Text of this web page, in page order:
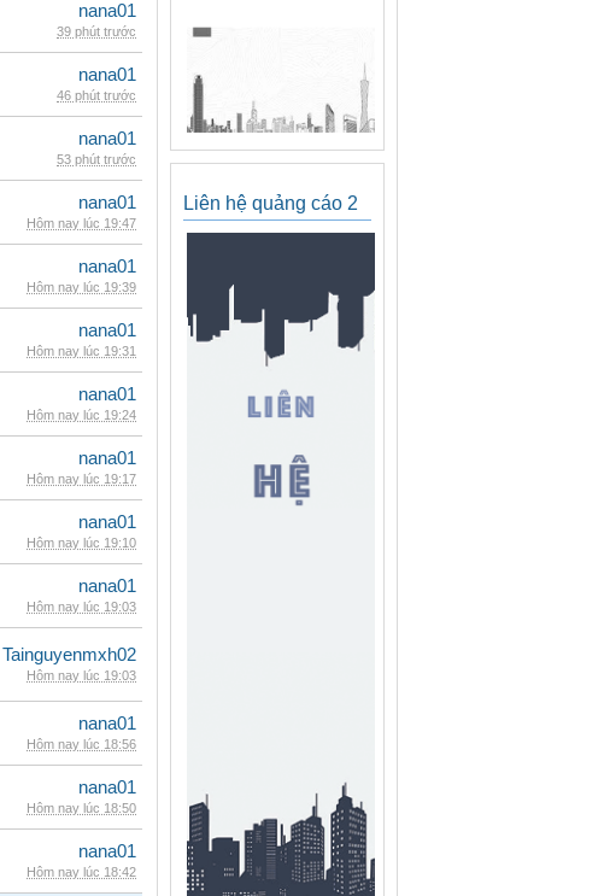
nana01
39 phút trước
nana01
46 phút trước
nana01
53 phút trước
nana01
Hôm nay lúc 19:47
nana01
Hôm nay lúc 19:39
nana01
Hôm nay lúc 19:31
nana01
Hôm nay lúc 19:24
nana01
Hôm nay lúc 19:17
nana01
Hôm nay lúc 19:10
nana01
Hôm nay lúc 19:03
Tainguyenmxh02
Hôm nay lúc 19:03
nana01
Hôm nay lúc 18:56
nana01
Hôm nay lúc 18:50
nana01
Hôm nay lúc 18:42
Liên hệ quảng cáo 2